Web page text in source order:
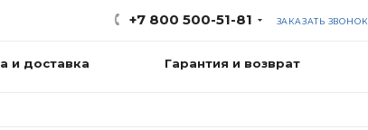
+7 800 500-51-81 ЗАКАЗАТЬ ЗВОНОК
и доставка Гарантия и возврат